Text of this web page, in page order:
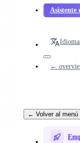
Asistente
←
← Volver al menú